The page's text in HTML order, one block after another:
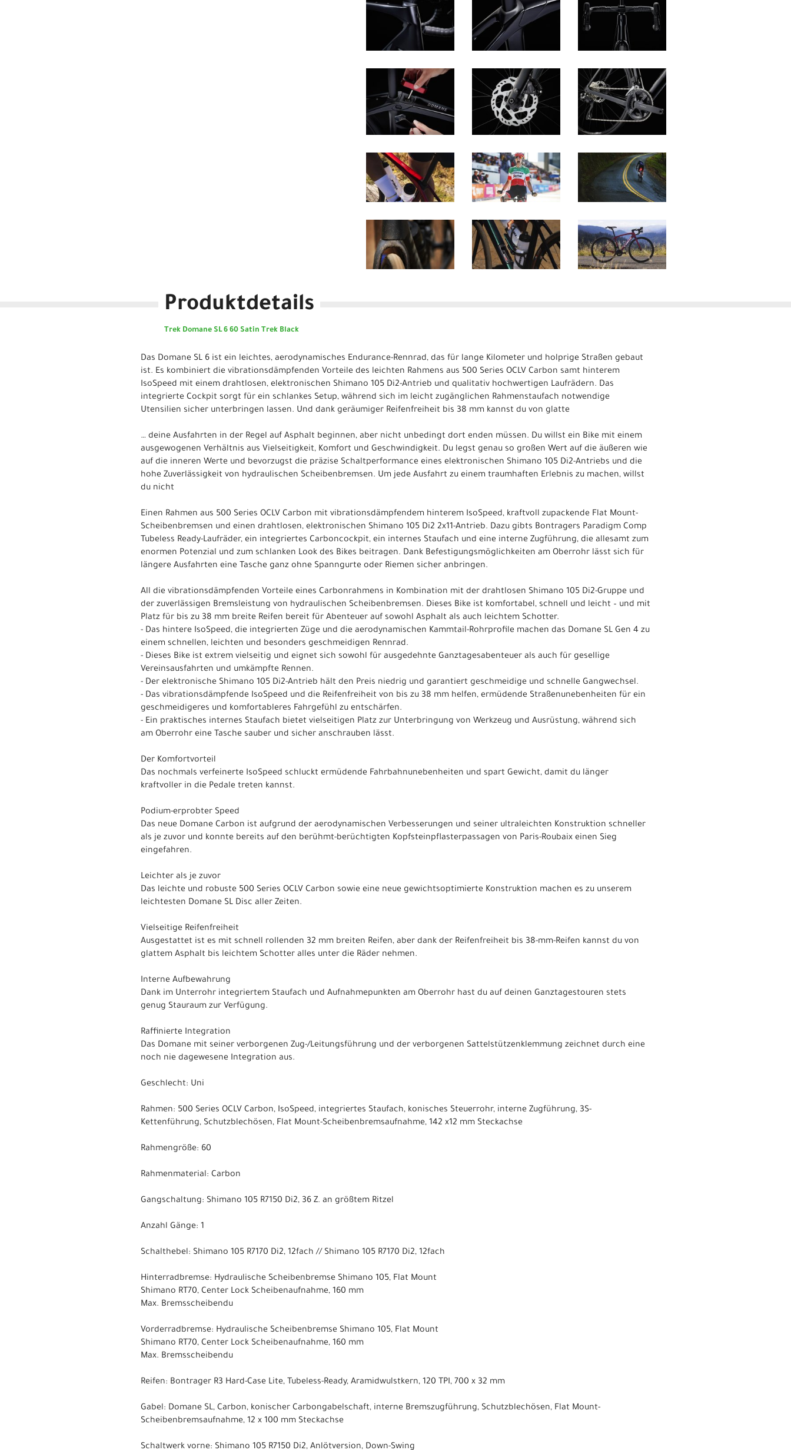
Produktdetails
Trek Domane SL 6 60 Satin Trek Black
Das Domane SL 6 ist ein leichtes, aerodynamisches Endurance-Rennrad, das für lange Kilometer und holprige Straßen gebaut
ist. Es kombiniert die vibrationsdämpfenden Vorteile des leichten Rahmens aus 500 Series OCLV Carbon samt hinterem
IsoSpeed mit einem drahtlosen, elektronischen Shimano 105 Di2-Antrieb und qualitativ hochwertigen Laufrädern. Das
integrierte Cockpit sorgt für ein schlankes Setup, während sich im leicht zugänglichen Rahmenstaufach notwendige
Utensilien sicher unterbringen lassen. Und dank geräumiger Reifenfreiheit bis 38 mm kannst du von glatte
… deine Ausfahrten in der Regel auf Asphalt beginnen, aber nicht unbedingt dort enden müssen. Du willst ein Bike mit einem
ausgewogenen Verhältnis aus Vielseitigkeit, Komfort und Geschwindigkeit. Du legst genau so großen Wert auf die äußeren wie
auf die inneren Werte und bevorzugst die präzise Schaltperformance eines elektronischen Shimano 105 Di2-Antriebs und die
hohe Zuverlässigkeit von hydraulischen Scheibenbremsen. Um jede Ausfahrt zu einem traumhaften Erlebnis zu machen, willst
du nicht
Einen Rahmen aus 500 Series OCLV Carbon mit vibrationsdämpfendem hinterem IsoSpeed, kraftvoll zupackende Flat Mount-
Scheibenbremsen und einen drahtlosen, elektronischen Shimano 105 Di2 2x11-Antrieb. Dazu gibts Bontragers Paradigm Comp
Tubeless Ready-Laufräder, ein integriertes Carboncockpit, ein internes Staufach und eine interne Zugführung, die allesamt zum
enormen Potenzial und zum schlanken Look des Bikes beitragen. Dank Befestigungsmöglichkeiten am Oberrohr lässt sich für
längere Ausfahrten eine Tasche ganz ohne Spanngurte oder Riemen sicher anbringen.
All die vibrationsdämpfenden Vorteile eines Carbonrahmens in Kombination mit der drahtlosen Shimano 105 Di2-Gruppe und
der zuverlässigen Bremsleistung von hydraulischen Scheibenbremsen. Dieses Bike ist komfortabel, schnell und leicht – und mit
Platz für bis zu 38 mm breite Reifen bereit für Abenteuer auf sowohl Asphalt als auch leichtem Schotter.
- Das hintere IsoSpeed, die integrierten Züge und die aerodynamischen Kammtail-Rohrprofile machen das Domane SL Gen 4 zu
einem schnellen, leichten und besonders geschmeidigen Rennrad.
- Dieses Bike ist extrem vielseitig und eignet sich sowohl für ausgedehnte Ganztagesabenteuer als auch für gesellige
Vereinsausfahrten und umkämpfte Rennen.
- Der elektronische Shimano 105 Di2-Antrieb hält den Preis niedrig und garantiert geschmeidige und schnelle Gangwechsel.
- Das vibrationsdämpfende IsoSpeed und die Reifenfreiheit von bis zu 38 mm helfen, ermüdende Straßenunebenheiten für ein
geschmeidigeres und komfortableres Fahrgefühl zu entschärfen.
- Ein praktisches internes Staufach bietet vielseitigen Platz zur Unterbringung von Werkzeug und Ausrüstung, während sich
am Oberrohr eine Tasche sauber und sicher anschrauben lässt.
Der Komfortvorteil
Das nochmals verfeinerte IsoSpeed schluckt ermüdende Fahrbahnunebenheiten und spart Gewicht, damit du länger
kraftvoller in die Pedale treten kannst.
Podium-erprobter Speed
Das neue Domane Carbon ist aufgrund der aerodynamischen Verbesserungen und seiner ultraleichten Konstruktion schneller
als je zuvor und konnte bereits auf den berühmt-berüchtigten Kopfsteinpflasterpassagen von Paris-Roubaix einen Sieg
eingefahren.
Leichter als je zuvor
Das leichte und robuste 500 Series OCLV Carbon sowie eine neue gewichtsoptimierte Konstruktion machen es zu unserem
leichtesten Domane SL Disc aller Zeiten.
Vielseitige Reifenfreiheit
Ausgestattet ist es mit schnell rollenden 32 mm breiten Reifen, aber dank der Reifenfreiheit bis 38-mm-Reifen kannst du von
glattem Asphalt bis leichtem Schotter alles unter die Räder nehmen.
Interne Aufbewahrung
Dank im Unterrohr integriertem Staufach und Aufnahmepunkten am Oberrohr hast du auf deinen Ganztagestouren stets
genug Stauraum zur Verfügung.
Raffinierte Integration
Das Domane mit seiner verborgenen Zug-/Leitungsführung und der verborgenen Sattelstützenklemmung zeichnet durch eine
noch nie dagewesene Integration aus.
Geschlecht: Uni
Rahmen: 500 Series OCLV Carbon, IsoSpeed, integriertes Staufach, konisches Steuerrohr, interne Zugführung, 3S-
Kettenführung, Schutzblechösen, Flat Mount-Scheibenbremsaufnahme, 142 x12 mm Steckachse
Rahmengröße: 60
Rahmenmaterial: Carbon
Gangschaltung: Shimano 105 R7150 Di2, 36 Z. an größtem Ritzel
Anzahl Gänge: 1
Schalthebel: Shimano 105 R7170 Di2, 12fach // Shimano 105 R7170 Di2, 12fach
Hinterradbremse: Hydraulische Scheibenbremse Shimano 105, Flat Mount
Shimano RT70, Center Lock Scheibenaufnahme, 160 mm
Max. Bremsscheibendu
Vorderradbremse: Hydraulische Scheibenbremse Shimano 105, Flat Mount
Shimano RT70, Center Lock Scheibenaufnahme, 160 mm
Max. Bremsscheibendu
Reifen: Bontrager R3 Hard-Case Lite, Tubeless-Ready, Aramidwulstkern, 120 TPI, 700 x 32 mm
Gabel: Domane SL, Carbon, konischer Carbongabelschaft, interne Bremszugführung, Schutzblechösen, Flat Mount-
Scheibenbremsaufnahme, 12 x 100 mm Steckachse
Schaltwerk vorne: Shimano 105 R7150 Di2, Anlötversion, Down-Swing